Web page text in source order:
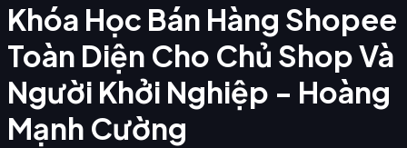
Khóa Học Bán Hàng Shopee
Toàn Diện Cho Chủ Shop Và
Người Khởi Nghiệp - Hoàng
Mạnh Cường